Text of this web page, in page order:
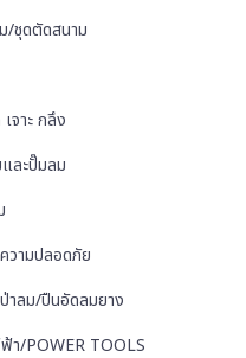
/ชุดตัดสนาม
จาะ กลึง
ละปั๊มลม
วามปลอดภัย
าลม/ปืนอัดลมยาง
า/POWER TOOLS